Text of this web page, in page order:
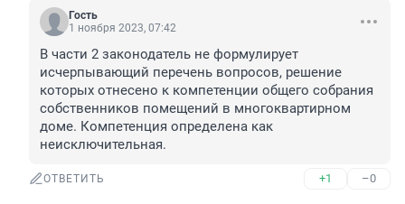
Гость
1 ноября 2023, 07:42
В части 2 законодатель не формулирует
исчерпывающий перечень вопросов, решение
которых отнесено к компетенции общего собрания
собственников помещений в многоквартирном
доме. Компетенция определена как
неисключительная.
ОТВЕТИТЬ +1 –0